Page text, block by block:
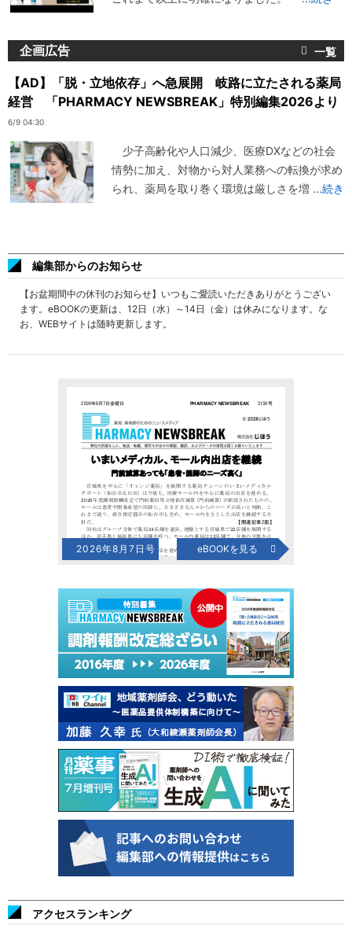
企画広告
【AD】「脱・立地依存」へ急展開 岐路に立たされる薬局
経営 「PHARMACY NEWSBREAK」特別編集2026より
6/9 04:30
少子高齢化や人口減少、医療DXなどの社会
情勢に加え、対物から対人業務への転換が求め
られ、薬局を取り巻く環境は厳しさを増 ...続き
編集部からのお知らせ
【お盆期間中の休刊のお知らせ】いつもご愛読いただきありがとうござい
ます。eBOOKの更新は、12日（水）～14日（金）は休みになります。な
お、WEBサイトは随時更新します。
2026年8月7日号 eBOOKを見る
アクセスランキング